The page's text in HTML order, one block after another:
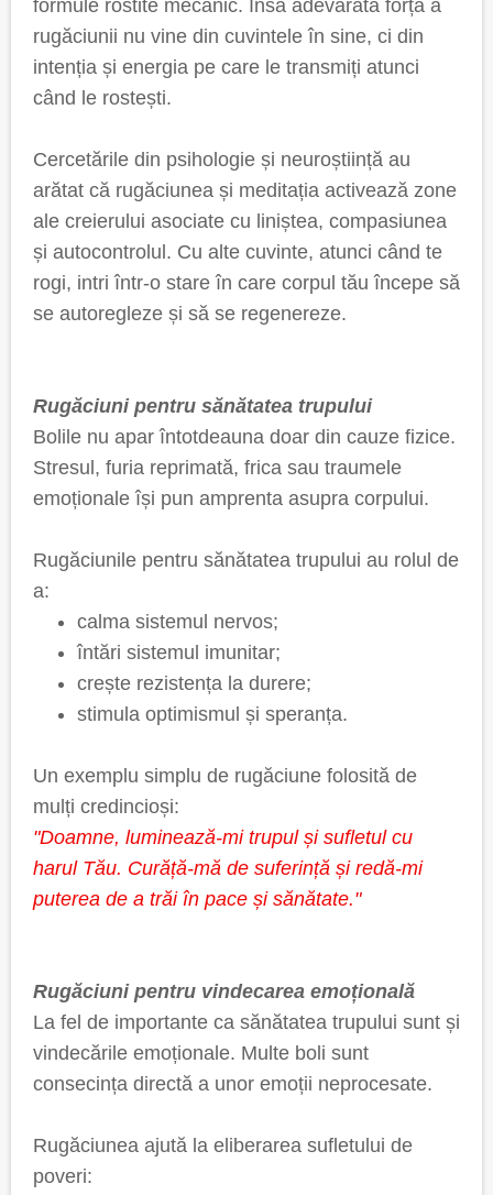
formule rostite mecanic. Însă adevărata forță a
rugăciunii nu vine din cuvintele în sine, ci din
intenția și energia pe care le transmiți atunci
când le rostești.
Cercetările din psihologie și neuroștiință au
arătat că rugăciunea și meditația activează zone
ale creierului asociate cu liniștea, compasiunea
și autocontrolul. Cu alte cuvinte, atunci când te
rogi, intri într-o stare în care corpul tău începe să
se autoregleze și să se regenereze.
Rugăciuni pentru sănătatea trupului
Bolile nu apar întotdeauna doar din cauze fizice.
Stresul, furia reprimată, frica sau traumele
emoționale își pun amprenta asupra corpului.
Rugăciunile pentru sănătatea trupului au rolul de
a:
calma sistemul nervos;
întări sistemul imunitar;
crește rezistența la durere;
stimula optimismul și speranța.
Un exemplu simplu de rugăciune folosită de
mulți credincioși:
"Doamne, luminează-mi trupul și sufletul cu
harul Tău. Curăță-mă de suferință și redă-mi
puterea de a trăi în pace și sănătate."
Rugăciuni pentru vindecarea emoțională
La fel de importante ca sănătatea trupului sunt și
vindecările emoționale. Multe boli sunt
consecința directă a unor emoții neprocesate.
Rugăciunea ajută la eliberarea sufletului de
poveri: